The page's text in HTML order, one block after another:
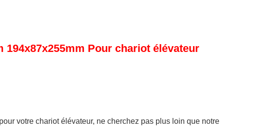
194x87x255mm Pour chariot élévateur
votre chariot élévateur, ne cherchez pas plus loin que notre